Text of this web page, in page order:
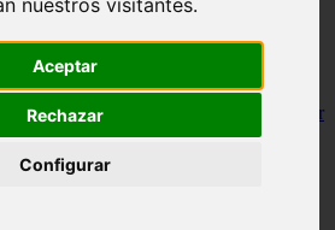
nuestros visitantes.
Aceptar
Rechazar
Configurar
económica y ecológica para aportar
plantas
crear fósforo y potasio en casa para